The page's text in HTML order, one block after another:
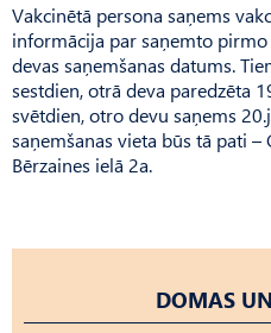
Vakcinētā persona saņems
informācija par saņemto
devas saņemšanas datums.
sestdien, otrā deva paredzēta
svētdien, otro devu saņems
saņemšanas vieta būs tā pati –
Bērzaines ielā 2a.
DOMAS